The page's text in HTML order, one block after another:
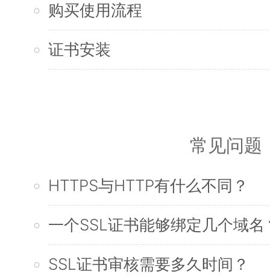
购买使用流程
证书安装
常见问题
HTTPS与HTTP有什么不同？
一个SSL证书能够绑定几个域名
SSL证书审核需要多久时间？